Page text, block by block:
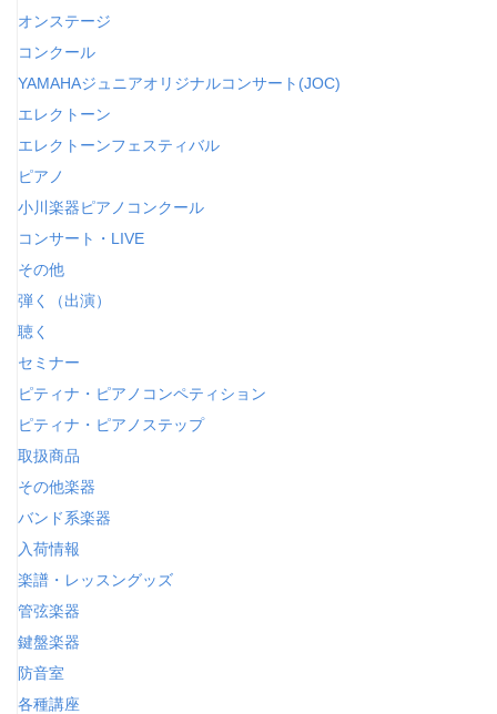
オンステージ
コンクール
YAMAHAジュニアオリジナルコンサート(JOC)
エレクトーン
エレクトーンフェスティバル
ピアノ
小川楽器ピアノコンクール
コンサート・LIVE
その他
弾く（出演）
聴く
セミナー
ピティナ・ピアノコンペティション
ピティナ・ピアノステップ
取扱商品
その他楽器
バンド系楽器
入荷情報
楽譜・レッスングッズ
管弦楽器
鍵盤楽器
防音室
各種講座